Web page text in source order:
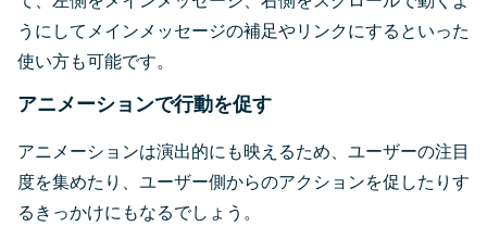
うにしてメインメッセージの補足やリンクにするといった
使い方も可能です。
アニメーションで行動を促す
アニメーションは演出的にも映えるため、ユーザーの注目
度を集めたり、ユーザー側からのアクションを促したりす
るきっかけにもなるでしょう。